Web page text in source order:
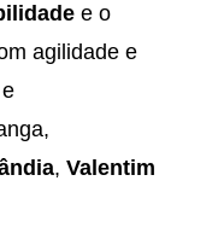
e o
agilidade e
, Valentim